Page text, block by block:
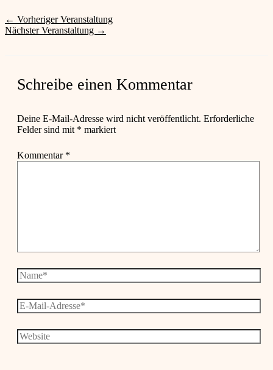
← Vorheriger Veranstaltung
Nächster Veranstaltung →
Schreibe einen Kommentar
Deine E-Mail-Adresse wird nicht veröffentlicht. Erforderliche
Felder sind mit * markiert
Kommentar *
Name*
E-
Mail-
Website